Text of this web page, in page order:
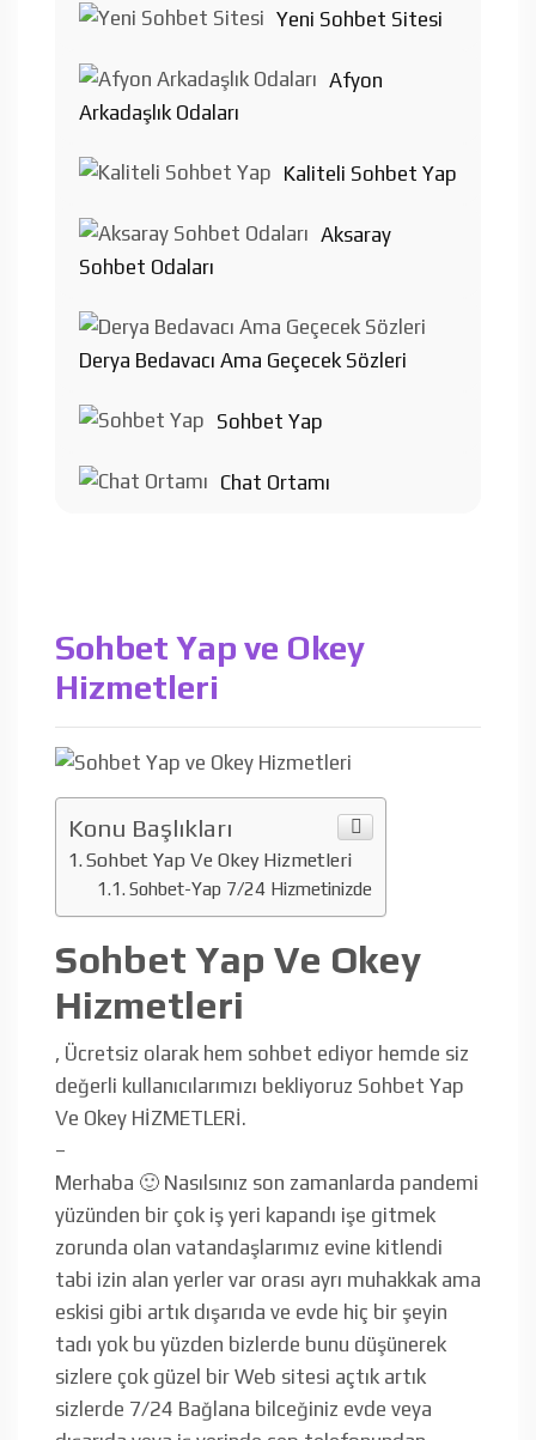
Yeni Sohbet Sitesi
Afyon
Arkadaşlık Odaları
Kaliteli Sohbet Yap
Aksaray
Sohbet Odaları
Derya Bedavacı Ama Geçecek Sözleri
Sohbet Yap
Chat Ortamı
Sohbet Yap ve Okey
Hizmetleri
Konu Başlıkları
Sohbet Yap Ve Okey Hizmetleri
Sohbet-Yap 7/24 Hizmetinizde
Sohbet Yap Ve Okey
Hizmetleri
, Ücretsiz olarak hem sohbet ediyor hemde siz
değerli kullanıcılarımızı bekliyoruz Sohbet Yap
Ve Okey HİZMETLERİ.
–
Merhaba 🙂 Nasılsınız son zamanlarda pandemi
yüzünden bir çok iş yeri kapandı işe gitmek
zorunda olan vatandaşlarımız evine kitlendi
tabi izin alan yerler var orası ayrı muhakkak ama
eskisi gibi artık dışarıda ve evde hiç bir şeyin
tadı yok bu yüzden bizlerde bunu düşünerek
sizlere çok güzel bir Web sitesi açtık artık
sizlerde 7/24 Bağlana bilceğiniz evde veya